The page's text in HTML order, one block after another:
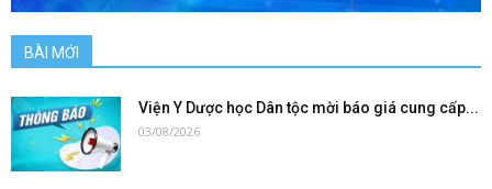
BÀI MỚI
Viện Y Dược học Dân tộc mời báo giá cung cấp...
03/08/2026